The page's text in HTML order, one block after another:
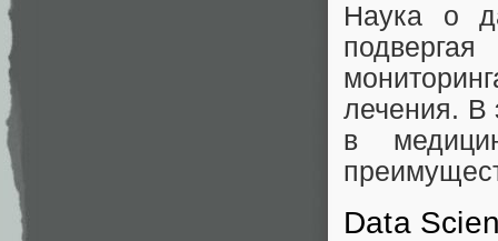
Наука о
лечения. В
в
Data